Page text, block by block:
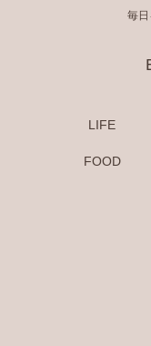
毎日
LIFE
FOOD